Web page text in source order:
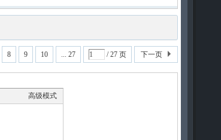
8 9 10 ... 27 / 27 页 下一页
高级模式